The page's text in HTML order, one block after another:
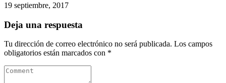
19 septiembre, 2017
Deja una respuesta
Tu dirección de correo electrónico no será publicada. Los campos
obligatorios están marcados con *